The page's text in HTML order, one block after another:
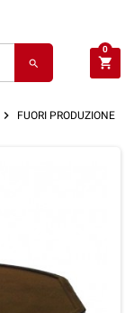
search shopping_cart
0
chevron_right FUORI PRODUZIONE